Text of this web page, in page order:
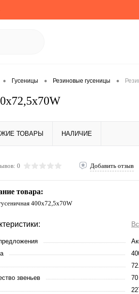
• Гусеницы • Резиновые гусеницы •
ТОВАРЫ НАЛИЧИЕ
0 Добавить отзыв
товара:
400x72,5x70W
звеньев
70